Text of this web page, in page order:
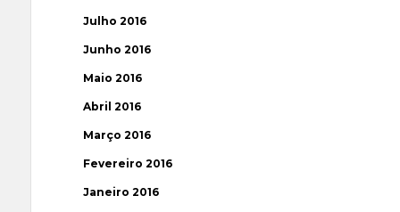
Julho 2016
Junho 2016
Maio 2016
Abril 2016
Março 2016
Fevereiro 2016
Janeiro 2016